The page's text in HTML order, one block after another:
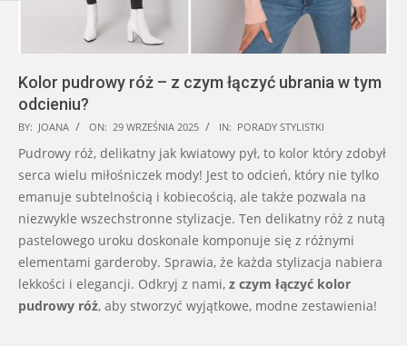
Kolor pudrowy róż – z czym łączyć ubrania w tym
odcieniu?
2025-
09-
BY: JOANA ON: 29 WRZEŚNIA 2025 IN: PORADY STYLISTKI
Pudrowy róż, delikatny jak kwiatowy pył, to kolor który zdobył
serca wielu miłośniczek mody! Jest to odcień, który nie tylko
emanuje subtelnością i kobiecością, ale także pozwala na
niezwykle wszechstronne stylizacje. Ten delikatny róż z nutą
pastelowego uroku doskonale komponuje się z różnymi
elementami garderoby. Sprawia, że każda stylizacja nabiera
lekkości i elegancji. Odkryj z nami, z czym łączyć kolor
pudrowy róż, aby stworzyć wyjątkowe, modne zestawienia!